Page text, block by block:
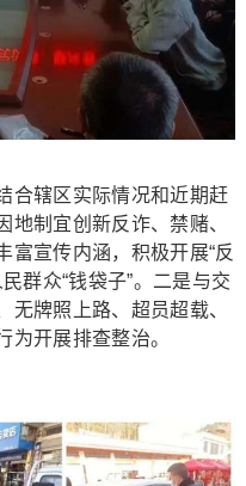
辖区实际情况和近期赶
地制宜创新反诈、禁赌、
富宣传内涵，积极开展“反
群众“钱袋子”。二是与交
无牌照上路、超员超载、
为开展排查整治。